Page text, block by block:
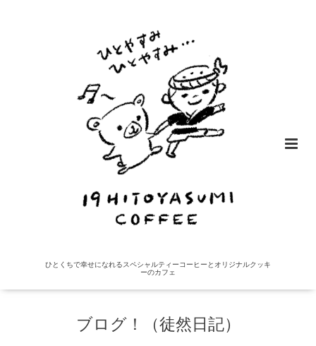
ひとくちで幸せになれるスペシャルティーコーヒーとオリジナルクッキ
ーのカフェ
ブログ！（徒然日記）